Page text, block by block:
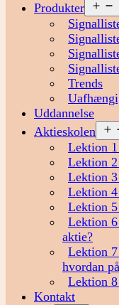
Produkter
Trends
Uddannelse
Aktieskolen
Lektion
Lektion 2
Lektion
Lektion
Lektion
Lektion
aktie?
Lektion
hvordan
Lektion
Kontakt